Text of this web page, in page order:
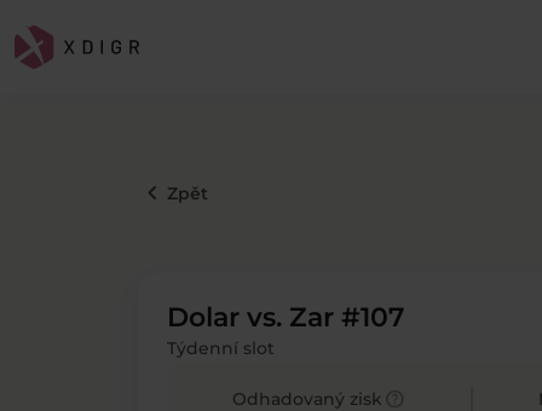
keyboard_arrow_left Zpět
Dolar vs. Zar #107
Týdenní slot
Odhadovaný zisk